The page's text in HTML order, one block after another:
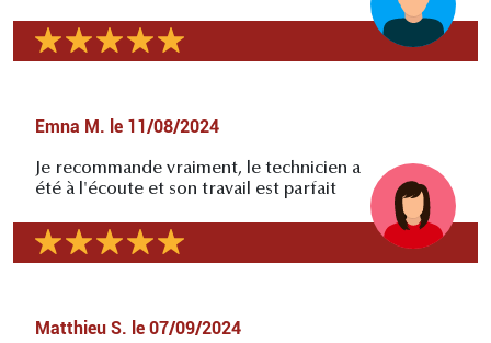
Emna M. le 11/08/2024
Je recommande vraiment, le technicien a
été à l'écoute et son travail est parfait
Matthieu S. le 07/09/2024